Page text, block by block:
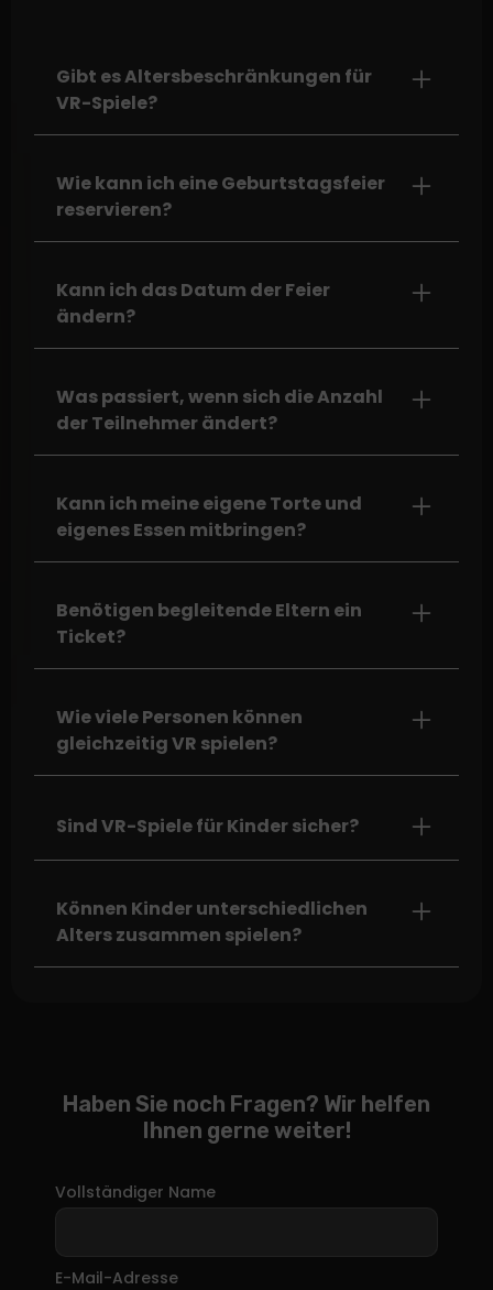
Gibt es Altersbeschränkungen für
VR-Spiele?
Wie kann ich eine Geburtstagsfeier
reservieren?
Kann ich das Datum der Feier
ändern?
Was passiert, wenn sich die Anzahl
der Teilnehmer ändert?
Kann ich meine eigene Torte und
eigenes Essen mitbringen?
Benötigen begleitende Eltern ein
Ticket?
Wie viele Personen können
gleichzeitig VR spielen?
Sind VR-Spiele für Kinder sicher?
Können Kinder unterschiedlichen
Alters zusammen spielen?
Haben Sie noch Fragen? Wir helfen
Ihnen gerne weiter!
Vollständiger Name
E-Mail-Adresse